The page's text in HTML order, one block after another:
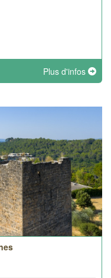
Plus d'infos